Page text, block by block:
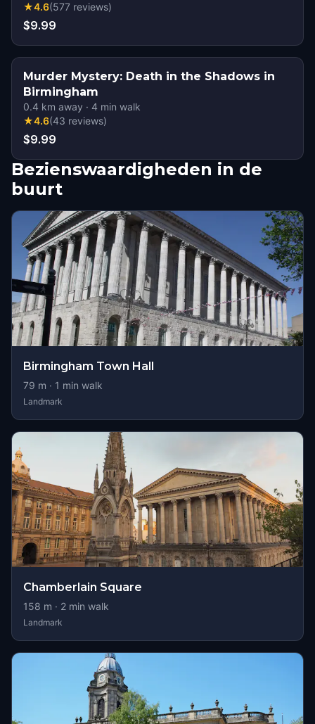
★4.6(577 reviews)
$9.99
Murder Mystery: Death in the Shadows in
Birmingham
0.4 km away · 4 min walk
★4.6(43 reviews)
$9.99
Bezienswaardigheden in de
buurt
Birmingham Town Hall
79 m · 1 min walk
Landmark
Chamberlain Square
158 m · 2 min walk
Landmark